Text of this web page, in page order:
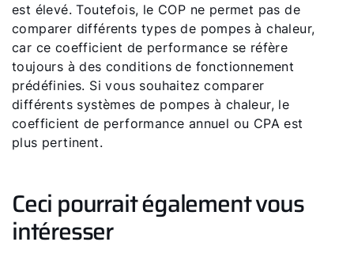
est élevé. Toutefois, le COP ne permet pas de
comparer différents types de pompes à chaleur,
car ce coefficient de performance se réfère
toujours à des conditions de fonctionnement
prédéfinies. Si vous souhaitez comparer
différents systèmes de pompes à chaleur, le
coefficient de performance annuel ou CPA est
plus pertinent.
Ceci pourrait également vous
intéresser